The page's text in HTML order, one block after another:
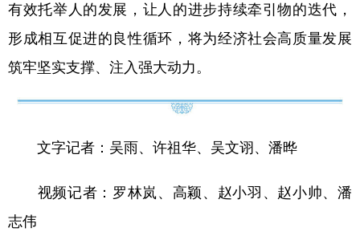
有效托举人的发展，让人的进步持续牵引物的迭代，
形成相互促进的良性循环，将为经济社会高质量发展
筑牢坚实支撑、注入强大动力。
文字记者：吴雨、许祖华、吴文诩、潘晔
视频记者：罗林岚、高颖、赵小羽、赵小帅、潘
志伟